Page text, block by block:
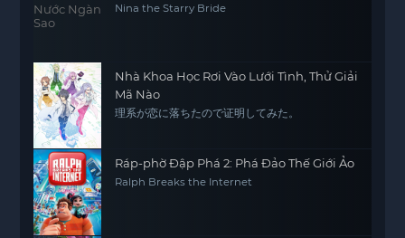
Nina the Starry Bride
Nhà Khoa Học Rơi Vào Lưới Tình, Thử Giải
Mã Nào
理系が恋に落ちたので证明してみた。
Ráp-phờ Đập Phá 2: Phá Đảo Thế Giới Ảo
Ralph Breaks the Internet